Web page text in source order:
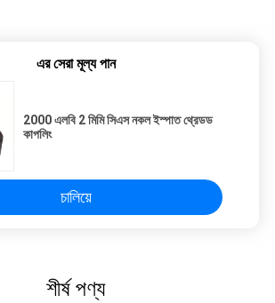
এর সেরা মূল্য পান
2000 এলবি 2 মিমি সিএস নকল ইস্পাত থ্রেডড
কাপলিং
চালিয়ে
শীর্ষ পণ্য